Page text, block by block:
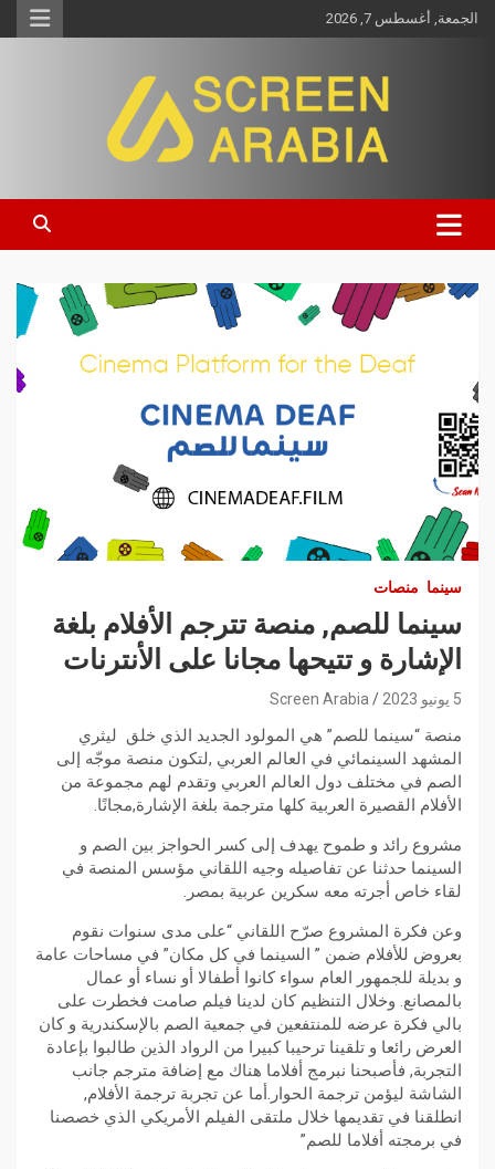
الجمعة, أغسطس 7, 2026
Screen Arabia
سينما منصات
سينما للصم, منصة تترجم الأفلام بلغة
الإشارة و تتيحها مجانا على الأنترنات
5 يونيو 2023 Screen Arabia
منصة “سينما للصم” هي المولود الجديد الذي خلق ليثري
المشهد السينمائي في العالم العربي ,لتكون منصة موجّه إلى
الصم في مختلف دول العالم العربي وتقدم لهم مجموعة من
الأفلام القصيرة العربية كلها مترجمة بلغة الإشارة,مجانًا.
مشروع رائد و طموح يهدف إلى كسر الحواجز بين الصم و
السينما حدثنا عن تفاصيله وجيه اللقاني مؤسس المنصة في
لقاء خاص أجرته معه سكرين عربية بمصر.
وعن فكرة المشروع صرّح اللقاني “على مدى سنوات نقوم
بعروض للأفلام ضمن ” السينما في كل مكان” في مساحات عامة
و بديلة للجمهور العام سواء كانوا أطفالا أو نساء أو عمال
بالمصانع. وخلال التنظيم كان لدينا فيلم صامت فخطرت على
بالي فكرة عرضه للمنتفعين في جمعية الصم بالإسكندرية و كان
العرض رائعا و تلقينا ترحيبا كبيرا من الرواد الذين طالبوا بإعادة
التجربة, فأصبحنا نبرمج أفلاما هناك مع إضافة مترجم جانب
الشاشة ليؤمن ترجمة الحوار.أما عن تجربة ترجمة الأفلام,
انطلقنا في تقديمها خلال ملتقى الفيلم الأمريكي الذي خصصنا
في برمجته أفلاما للصم”